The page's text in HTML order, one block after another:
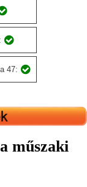
47:
műszaki